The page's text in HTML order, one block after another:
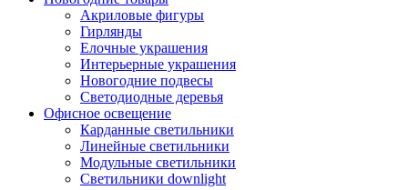
Акриловые фигуры
Гирлянды
Елочные украшения
Интерьерные украшения
Новогодние подвесы
Светодиодные деревья
Офисное освещение
Карданные светильники
Линейные светильники
Модульные светильники
Светильники downlight